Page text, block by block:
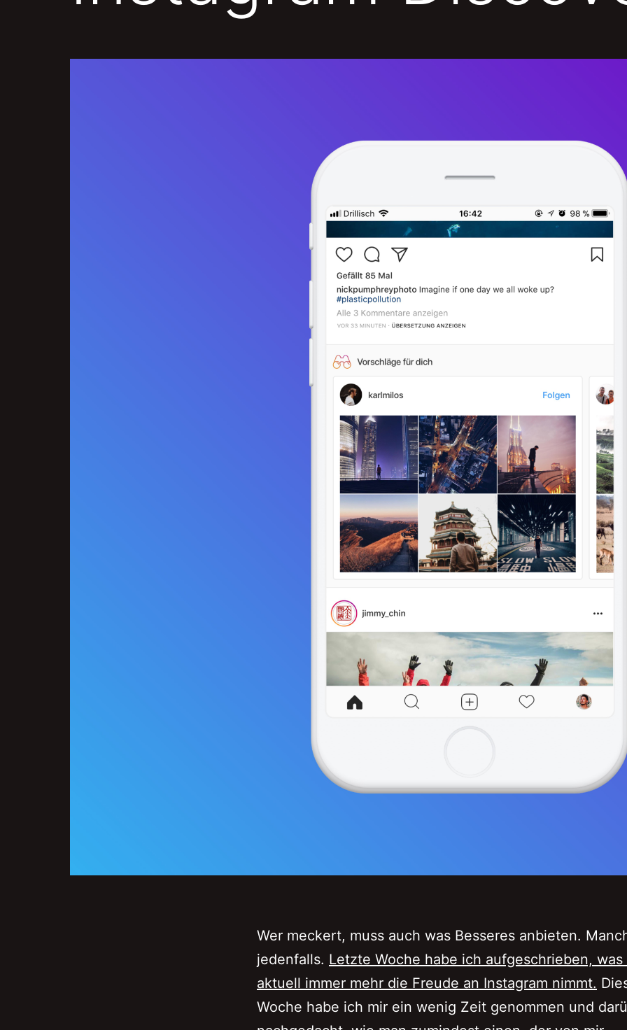
Wer meckert, muss auch was Besseres anbieten.
jedenfalls. Letzte Woche habe ich aufgeschrieben, was
aktuell immer mehr die Freude an Instagram nimmt.
Woche habe ich mir ein wenig Zeit genommen und